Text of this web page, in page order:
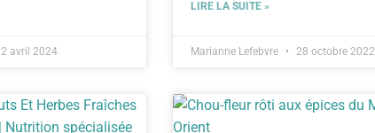
2 avril 2024
LIRE LA SUITE »
Marianne Lefebvre 28 octobre 2022